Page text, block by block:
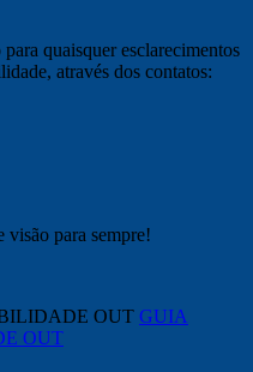
quaisquer esclarecimentos
através dos contatos:
para sempre!
GUIA
OUT